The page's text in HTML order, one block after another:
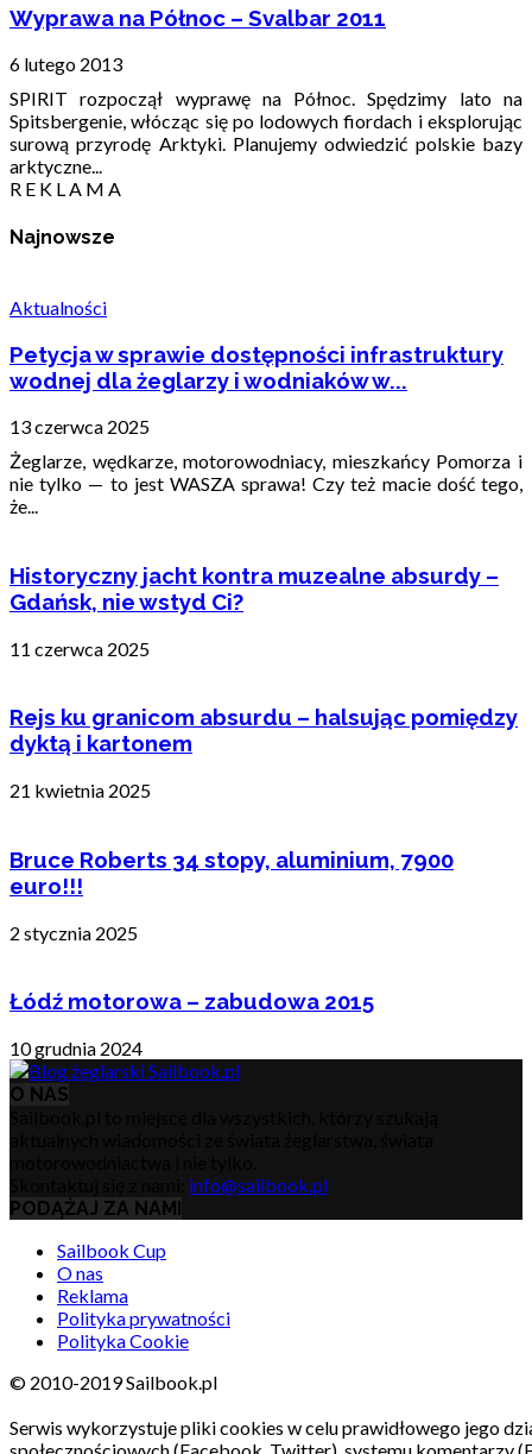
Wyprawa na Północ – Svalbar 2011
6 lutego 2013
SPIRIT rozpoczął wyprawę na Północ. Spędzimy lato na
Spitsbergenie, włócząc się po lodowych fiordach i eksplorując
surową przyrodę Arktyki. Planujemy odwiedzić polskie bazy
arktyczne...
R E K L A M A
Najnowsze
Aktualności
Petycja w sprawie dostępności infrastruktury
wodnej dla żeglarzy i wodniaków w...
13 czerwca 2025
Żeglarze, wędkarze, motorowodniacy, mieszkańcy Pomorza i
nie tylko — to jest WASZA sprawa! Czy też macie dość tego,
że...
Historyczny jacht kontra muzealne absurdy –
Gdańsk, nie wstyd Ci?
11 czerwca 2025
Rejs ku granicom absurdu – halsując pomiędzy
dyktą i kartonem
21 kwietnia 2025
Bruce Roberts 34 stopy, aluminium, 7900
euro!!!
2 stycznia 2025
Łódź motorowa – zabudowa 2015
10 grudnia 2024
O NAS
info@sailbook.pl
PODĄŻAJ ZA NAMI
Sailbook Cup
O nas
Reklama
Polityka prywatności
Polityka Cookie
© 2010-2019 Sailbook.pl
Serwis wykorzystuje pliki cookies w celu prawidłowego jego